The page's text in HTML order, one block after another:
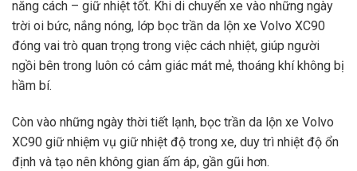
năng cách – giữ nhiệt tốt. Khi di chuyển xe vào những ngày
trời oi bức, nắng nóng, lớp bọc trần da lộn xe Volvo XC90
đóng vai trò quan trọng trong việc cách nhiệt, giúp người
ngồi bên trong luôn có cảm giác mát mẻ, thoáng khí không bị
hầm bí.
Còn vào những ngày thời tiết lạnh, bọc trần da lộn xe Volvo
XC90 giữ nhiệm vụ giữ nhiệt độ trong xe, duy trì nhiệt độ ổn
định và tạo nên không gian ấm áp, gần gũi hơn.